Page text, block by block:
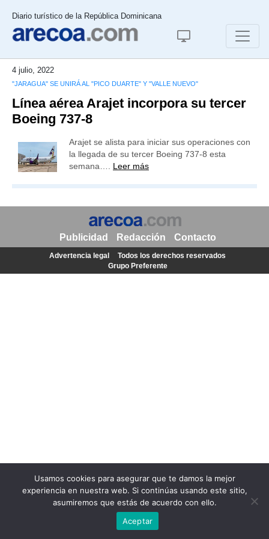
Diario turístico de la República Dominicana
4 julio, 2022
"JARAGUA" SE UNIRÁ AL "PICO DUARTE" Y "VALLE NUEVO"
Línea aérea Arajet incorpora su tercer
Boeing 737-8
Arajet se alista para iniciar sus operaciones con
la llegada de su tercer Boeing 737-8 esta
semana…. Leer más
Usamos cookies para asegurar que te damos la mejor
experiencia en nuestra web. Si continúas usando este sitio,
asumiremos que estás de acuerdo con ello.
Aceptar
Publicidad Redacción Contacto
Advertencia legal
Todos los derechos reservados
Grupo Preferente